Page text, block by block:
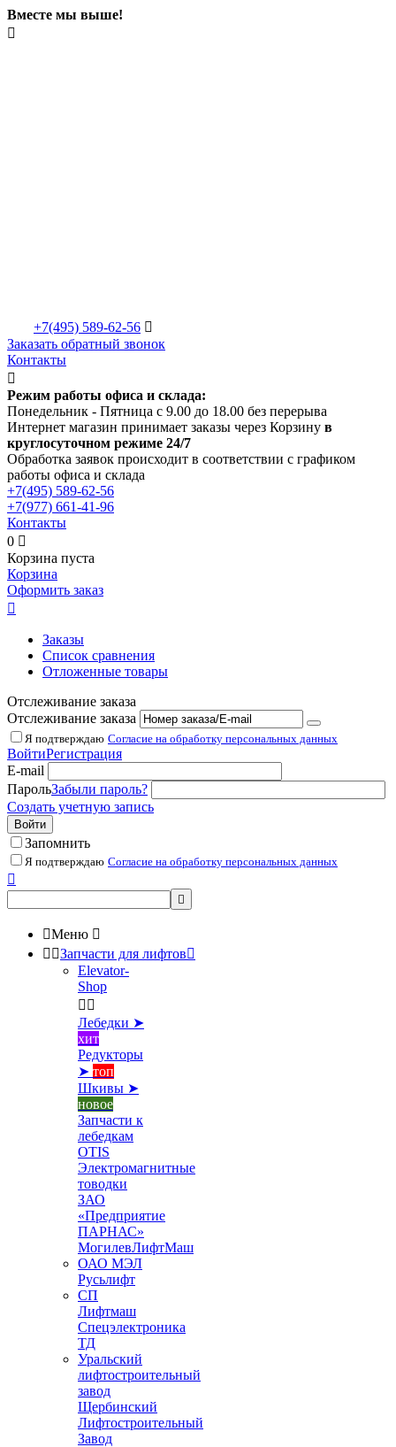
Вместе мы выше!

+7(495) 589-62-56 
Заказать обратный звонок
Контакты

Режим работы офиса и склада:
Понедельник - Пятница с 9.00 до 18.00 без перерыва
Интернет магазин принимает заказы через Корзину в
круглосуточном режиме 24/7
Обработка заявок происходит в соответствии с графиком
работы офиса и склада
+7(495) 589-62-56
+7(977) 661-41-96
Контакты
0 
Корзина пуста
Корзина
Оформить заказ

Заказы
Список сравнения
Отложенные товары
Отслеживание заказа
Отслеживание заказа
Я подтверждаю Согласие на обработку персональных данных
ВойтиРегистрация
E-mail
ПарольЗабыли пароль?
Создать учетную запись
Войти
Запомнить
Я подтверждаю Согласие на обработку персональных данных


Меню 
 Запчасти для лифтов
Elevator-
Shop
 
Лебедки ➤
хит
Редукторы
➤ топ
Шкивы ➤
новое
Запчасти к
лебедкам
OTIS
Электромагнитные
товодки
ЗАО
«Предприятие
ПАРНАС»
МогилевЛифтМаш
ОАО МЭЛ
Русьлифт
СП
Лифтмаш
Спецэлектроника
ТД
Уральский
лифтостроительный
завод
Щербинский
Лифтостроительный
Завод